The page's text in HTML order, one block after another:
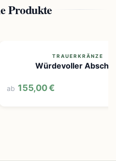
Produkte
TRAUERKRÄNZE
Würdevoller
ab 155,00 €